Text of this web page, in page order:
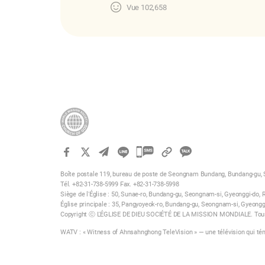
(Riant) Ça me fait plaisir de constater
Vue 102,658
카
오
톡
공
하
Boîte postale 119, bureau de poste de Seongnam Bundang, Bundang-gu,
Tél. +82-31-738-5999 Fax. +82-31-738-5998
Siège de l'Église : 50, Sunae-ro, Bundang-gu, Seongnam-si, Gyeonggi-do,
Église principale : 35, Pangyoyeok-ro, Bundang-gu, Seongnam-si,
Copyright ⓒ L'ÉGLISE DE DIEU SOCIÉTÉ DE LA MISSION MONDIALE.
WATV : « Witness of Ahnsahnghong TeleVision » — une télévision qui